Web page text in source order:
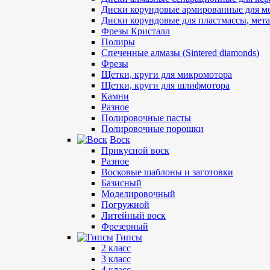
Диски корундовые армированные для
Диски корундовые для пластмассы,
Фрезы Кристалл
Полиры
Спеченные алмазы (Sintered diamonds)
Фрезы
Щетки, круги для микромотора
Щетки, круги для шлифмотора
Камни
Разное
Полировочные пасты
Полировочные порошки
Воск
Прикусной воск
Разное
Восковые шаблоны и заготовки
Базисный
Моделировочный
Погружной
Литейный воск
Фрезерный
Гипсы
2 класс
3 класс